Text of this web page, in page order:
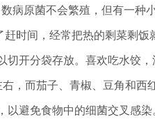
原菌不会繁殖，但有一种
时间，经常把热的剩菜剩饭
开分袋存放。喜欢吃水饺，
，而茄子、青椒、豆角和西
避免食物中的细菌交叉感染